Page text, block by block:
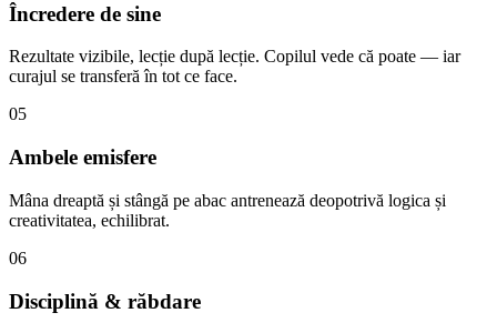
Încredere de sine
Rezultate vizibile, lecție după lecție. Copilul vede că poate — iar
curajul se transferă în tot ce face.
05
Ambele emisfere
Mâna dreaptă și stângă pe abac antrenează deopotrivă logica și
creativitatea, echilibrat.
06
Disciplină & răbdare